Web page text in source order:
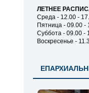
ЛЕТНЕЕ
Среда - 12.00 -
Пятница - 09.00 -
Суббота - 09.00 -
Воскресенье -